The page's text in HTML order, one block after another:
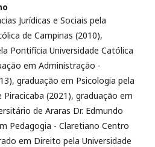
Jurídicas e Sociais pela
de Campinas (2010),
Pontifícia Universidade Católica
em Administração -
graduação em Psicologia pela
(2021), graduação em
de Araras Dr. Edmundo
Pedagogia - Claretiano Centro
em Direito pela Universidade